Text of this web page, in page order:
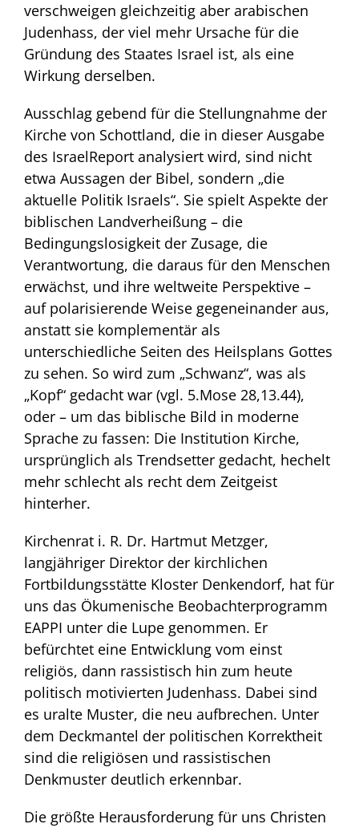
verschweigen gleichzeitig aber arabischen
Judenhass, der viel mehr Ursache für die
Gründung des Staates Israel ist, als eine
Wirkung derselben.
Ausschlag gebend für die Stellungnahme der
Kirche von Schottland, die in dieser Ausgabe
des IsraelReport analysiert wird, sind nicht
etwa Aussagen der Bibel, sondern „die
aktuelle Politik Israels“. Sie spielt Aspekte der
biblischen Landverheißung – die
Bedingungslosigkeit der Zusage, die
Verantwortung, die daraus für den Menschen
erwächst, und ihre weltweite Perspektive –
auf polarisierende Weise gegeneinander aus,
anstatt sie komplementär als
unterschiedliche Seiten des Heilsplans Gottes
zu sehen. So wird zum „Schwanz“, was als
„Kopf“ gedacht war (vgl. 5.Mose 28,13.44),
oder – um das biblische Bild in moderne
Sprache zu fassen: Die Institution Kirche,
ursprünglich als Trendsetter gedacht, hechelt
mehr schlecht als recht dem Zeitgeist
hinterher.
Kirchenrat i. R. Dr. Hartmut Metzger,
langjähriger Direktor der kirchlichen
Fortbildungsstätte Kloster Denkendorf, hat für
uns das Ökumenische Beobachterprogramm
EAPPI unter die Lupe genommen. Er
befürchtet eine Entwicklung vom einst
religiös, dann rassistisch hin zum heute
politisch motivierten Judenhass. Dabei sind
es uralte Muster, die neu aufbrechen. Unter
dem Deckmantel der politischen Korrektheit
sind die religiösen und rassistischen
Denkmuster deutlich erkennbar.
Die größte Herausforderung für uns Christen